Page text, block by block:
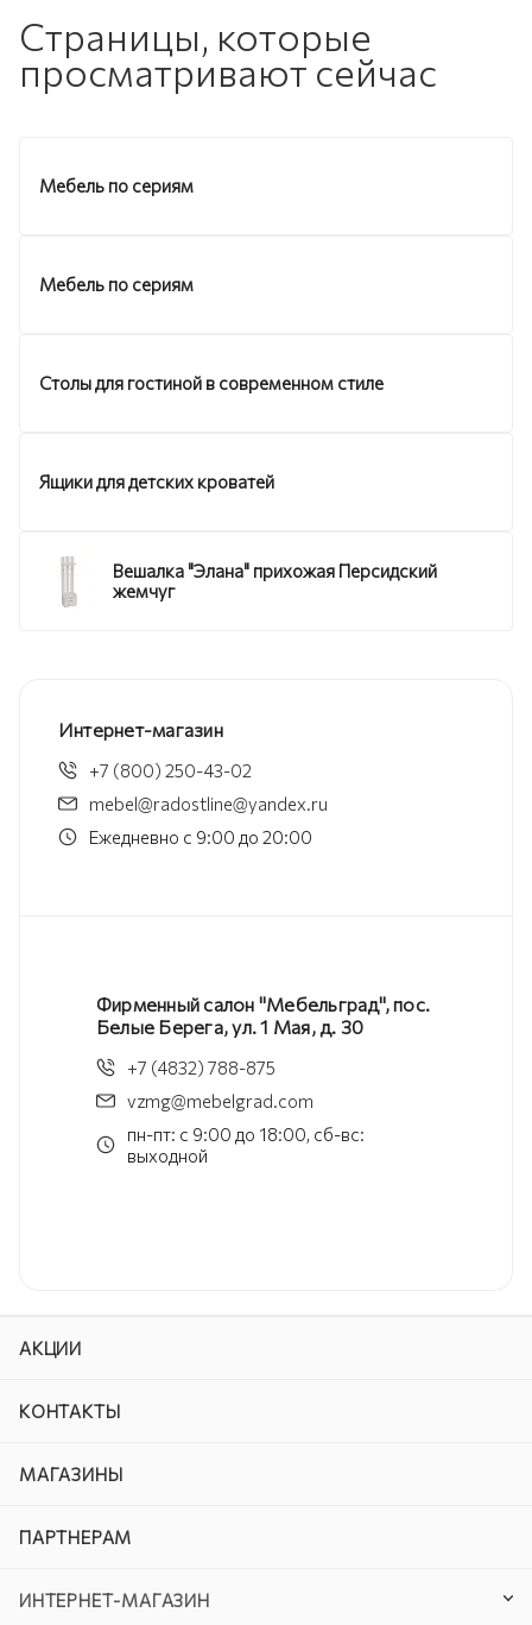
Страницы, которые
просматривают сейчас
Мебель по сериям
Мебель по сериям
Столы для гостиной в современном стиле
Ящики для детских кроватей
Вешалка "Элана" прихожая Персидский
жемчуг
Интернет-магазин
+7 (800) 250-43-02
mebel@radostline@yandex.ru
Ежедневно с 9:00 до 20:00
Фирменный салон "Мебельград", пос.
Белые Берега, ул. 1 Мая, д. 30
+7 (4832) 788-875
vzmg@mebelgrad.com
пн-пт: с 9:00 до 18:00, сб-вс:
выходной
АКЦИИ
КОНТАКТЫ
МАГАЗИНЫ
ПАРТНЕРАМ
ИНТЕРНЕТ-МАГАЗИН